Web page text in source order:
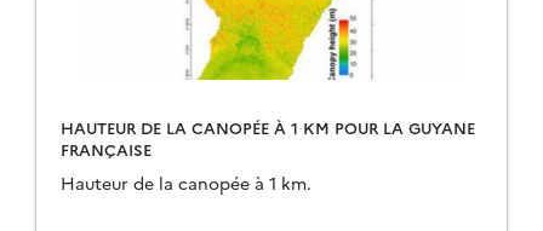
HAUTEUR DE LA CANOPÉE À 1 KM POUR LA GUYANE
FRANÇAISE
Hauteur de la canopée à 1 km.